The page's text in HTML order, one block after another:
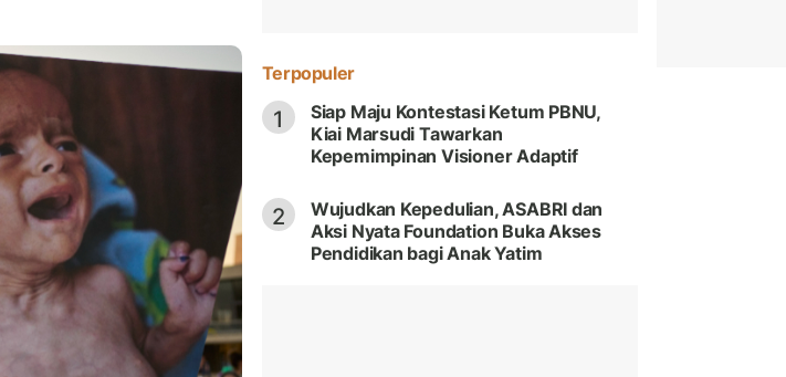
Terpopuler
1
Siap Maju Kontestasi Ketum PBNU,
Kiai Marsudi Tawarkan
Kepemimpinan Visioner Adaptif
2
Wujudkan Kepedulian, ASABRI dan
Aksi Nyata Foundation Buka Akses
Pendidikan bagi Anak Yatim